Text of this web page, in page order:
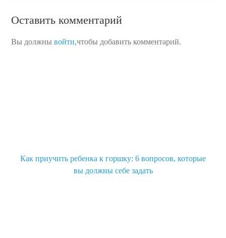
Оставить комментарий
Вы должнывойти,чтобы добавить комментарий.
Как приучить ребенка к горшку: 6 вопросов, которые
вы должны себе задать